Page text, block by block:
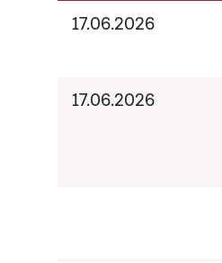
Activités liées au
17.06.2026
17.06.2026